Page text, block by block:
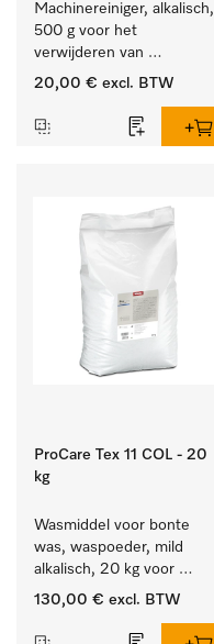
Machinereiniger, alkalisch,
500 g voor het
verwijderen van
hardnekkige
20,00 € excl. BTW
ProCare Tex 11 COL - 20
kg
Wasmiddel voor bonte
was, waspoeder, mild
alkalisch, 20 kg voor
behoud van kleur en
was.
130,00 € excl. BTW